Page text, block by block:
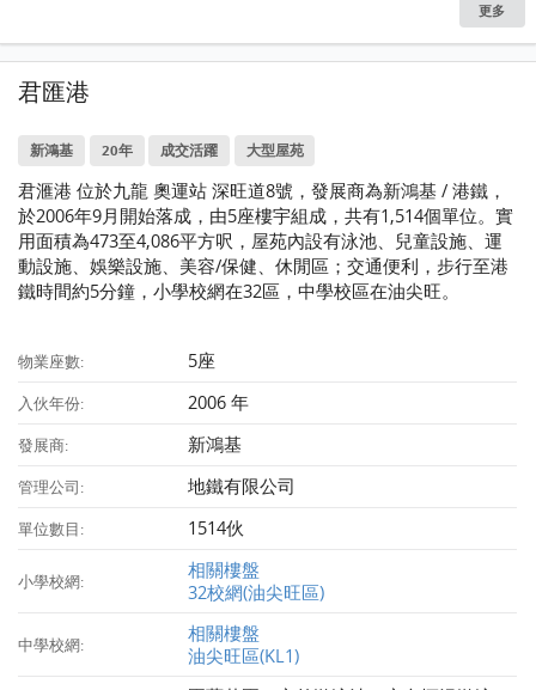
更多
君匯港
新鴻基 20年 成交活躍 大型屋苑
君滙港 位於九龍 奧運站 深旺道8號，發展商為新鴻基 / 港鐵，
於2006年9月開始落成，由5座樓宇組成，共有1,514個單位。實
用面積為473至4,086平方呎，屋苑內設有泳池、兒童設施、運
動設施、娛樂設施、美容/保健、休閒區；交通便利，步行至港
鐵時間約5分鐘，小學校網在32區，中學校區在油尖旺。
物業座數: 5座
入伙年份: 2006 年
發展商: 新鴻基
管理公司: 地鐵有限公司
單位數目: 1514伙
小學校網:
相關樓盤
32校網(油尖旺區)
中學校網:
相關樓盤
油尖旺區(KL1)